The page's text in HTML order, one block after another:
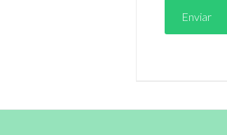
Enviar